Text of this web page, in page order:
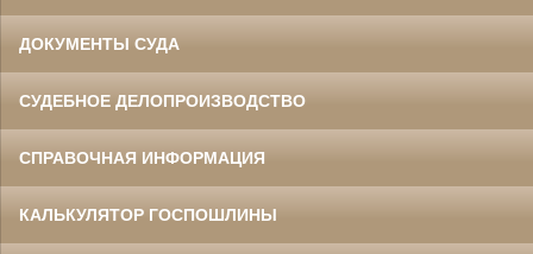
ДОКУМЕНТЫ СУДА
СУДЕБНОЕ ДЕЛОПРОИЗВОДСТВО
СПРАВОЧНАЯ ИНФОРМАЦИЯ
КАЛЬКУЛЯТОР ГОСПОШЛИНЫ